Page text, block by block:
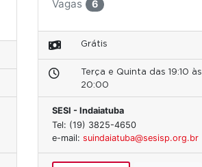
Vagas
6
Grátis
Terça e Quinta das 19:10 às
20:00
SESI - Indaiatuba
Tel: (19) 3825-4650
e-mail: suindaiatuba@sesisp.org.br